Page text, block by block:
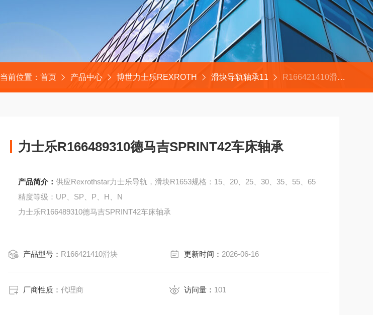
当前位置： 首页 产品中心 博世力士乐REXROTH 滑块导轨轴承11 R166421410滑块力士乐R166489310德马吉SPRINT42车床轴承
力士乐R166489310德马吉SPRINT42车床轴承
产品简介：供应Rexrothstar力士乐导轨，滑块R1653规格：15、20、25、30、35、55、65
精度等级：UP、SP、P、H、N
力士乐R166489310德马吉SPRINT42车床轴承
产品型号： R166421410滑块 更新时间： 2026-06-16
厂商性质：代理商 访问量： 101